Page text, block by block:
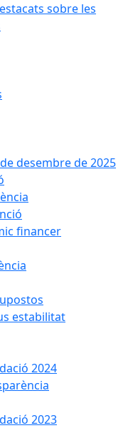
sobre les
desembre de 2025
financer
estabilitat
2024
2023